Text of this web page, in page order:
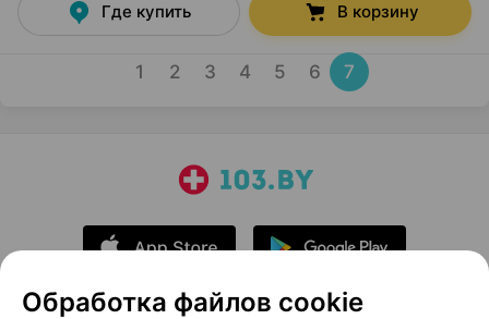
Где купить В корзину
1 2 3 4 5 6 7
Обработка файлов cookie